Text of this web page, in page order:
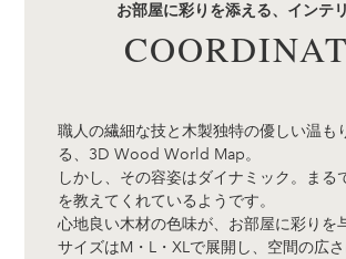
お部屋に彩りを添える、インテ
職人の繊細な技と木製独特の優しい温も
る、3D Wood World Map。
しかし、その容姿はダイナミック。まる
を教えてくれているようです。
心地良い木材の色味が、お部屋に彩りを
サイズはM・L・XLで展開し、空間の広